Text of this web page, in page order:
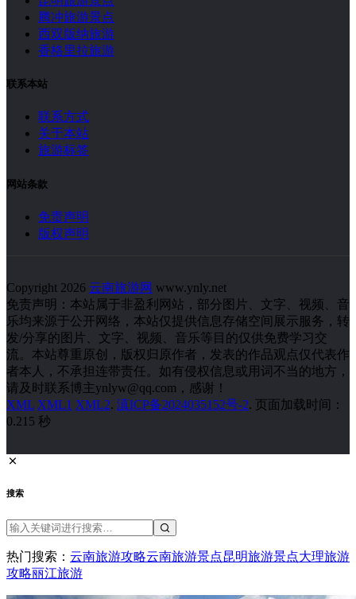
腾冲旅游景点
西双版纳旅游
香格里拉旅游
联系本站
联系方式
关于本站
旅游标签
网站条款
免责声明
版权声明
Copyright 2026 云南旅游网 www.ynly.net
免责声明：本站属于非盈利网站，部分图片、文字、视频、音
乐均来源于公开网络，本站仅提供信息存储空间展示服务，转
发/分享的图片、文字、视频、音乐等目的仅供免费学习交
流。本站尊重原创，版权归原作者，发表的作品观点仅代表作
者本人，不承担连带责任。如有侵权信息或用词不当的地方，
请及时联系博主ynlyw@qq.com，感谢！
XML XML1 XML2. 滇ICP备2024035152号-2. 页面加载时间：
0.215 秒
搜索
热门搜索： 云南旅游攻略云南旅游景点昆明旅游景点大理旅游
攻略丽江旅游